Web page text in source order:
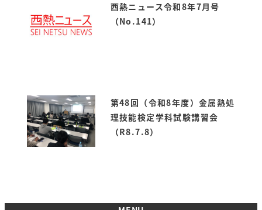
西熱ニュース令和8年7月号
（No.141）
第48回（令和8年度）金属熱処
理技能検定学科試験講習会
（R8.7.8）